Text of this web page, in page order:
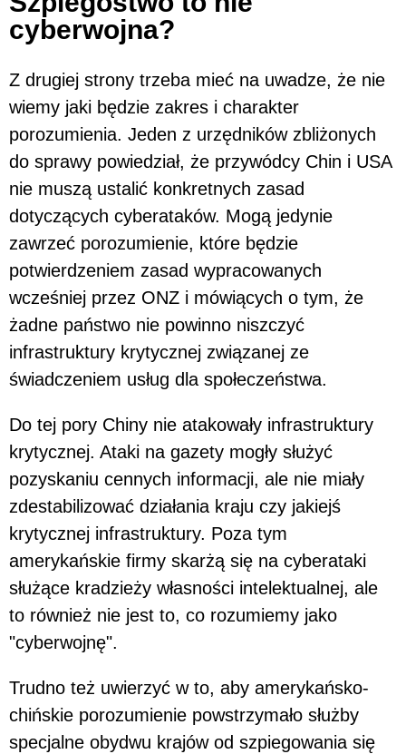
cyberwojna?
Z drugiej strony trzeba mieć na uwadze, że nie
wiemy jaki będzie zakres i charakter
porozumienia. Jeden z urzędników zbliżonych
do sprawy powiedział, że przywódcy Chin i USA
nie muszą ustalić konkretnych zasad
dotyczących cyberataków. Mogą jedynie
zawrzeć porozumienie, które będzie
potwierdzeniem zasad wypracowanych
wcześniej przez ONZ i mówiących o tym, że
żadne państwo nie powinno niszczyć
infrastruktury krytycznej związanej ze
świadczeniem usług dla społeczeństwa.
Do tej pory Chiny nie atakowały infrastruktury
krytycznej. Ataki na gazety mogły służyć
pozyskaniu cennych informacji, ale nie miały
zdestabilizować działania kraju czy jakiejś
krytycznej infrastruktury. Poza tym
amerykańskie firmy skarżą się na cyberataki
służące kradzieży własności intelektualnej, ale
to również nie jest to, co rozumiemy jako
"cyberwojnę".
Trudno też uwierzyć w to, aby amerykańsko-
chińskie porozumienie powstrzymało służby
specjalne obydwu krajów od szpiegowania się